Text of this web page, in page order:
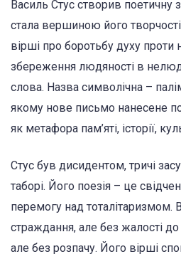
Василь Стус створив поетичну
стала вершиною його
вірші про боротьбу духу проти
збереження людяності в
слова. Назва символічна –
якому нове письмо нанесене
як метафора пам’яті, історії,
Стус був дисидентом, тричі
таборі. Його поезія – це
перемогу над тоталітаризмом.
страждання, але без жалості до
але без розпачу. Його вірші